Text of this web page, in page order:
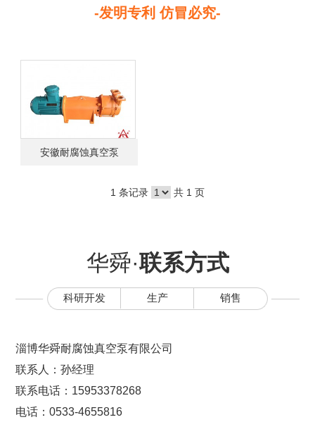
-发明专利 仿冒必究-
安徽耐腐蚀真空泵
1 条记录 共 1 页
华舜·联系方式
科研开发 生产 销售
淄博华舜耐腐蚀真空泵有限公司
联系人：孙经理
联系电话：15953378268
电话：0533-4655816